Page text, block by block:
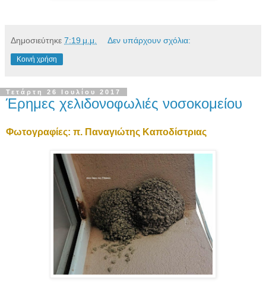
Δημοσιεύτηκε 7:19 μ.μ. Δεν υπάρχουν σχόλια:
Κοινή χρήση
Τετάρτη 26 Ιουλίου 2017
Έρημες χελιδονοφωλιές νοσοκομείου
Φωτογραφίες: π. Παναγιώτης Καποδίστριας